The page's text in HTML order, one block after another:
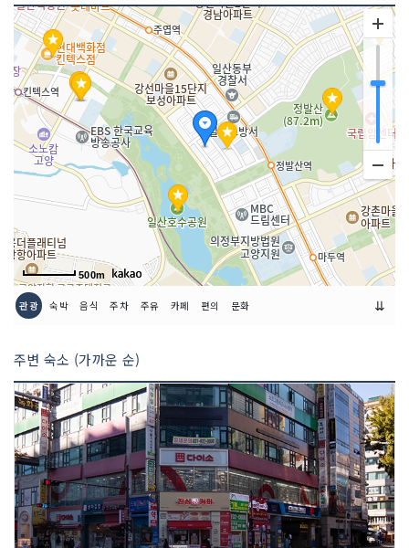
쉬는날 연중무휴
취급 메뉴
에그베네딕트 / 바질토마토치즈파니니 /
불고기파니니 등
인허가번호 20090325535
500m
관광 숙박 음식 주차 주유 카페 편의 문화 ⇊
주변 숙소 (가까운 순)